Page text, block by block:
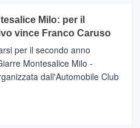
Milo: per il
vince Franco Caruso
per il secondo anno
Montesalice Milo -
dall'Automobile Club